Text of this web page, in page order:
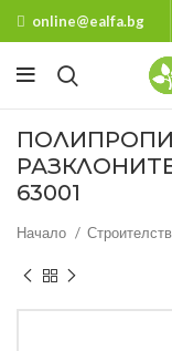
online@ealfa.bg
63001
Начало